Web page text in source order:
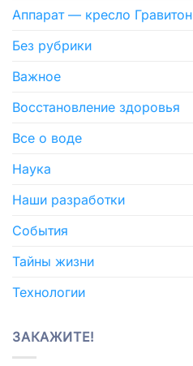
Аппарат — кресло Гравитон
Без рубрики
Важное
Восстановление здоровья
Все о воде
Наука
Наши разработки
События
Тайны жизни
Технологии
ЗАКАЖИТЕ!